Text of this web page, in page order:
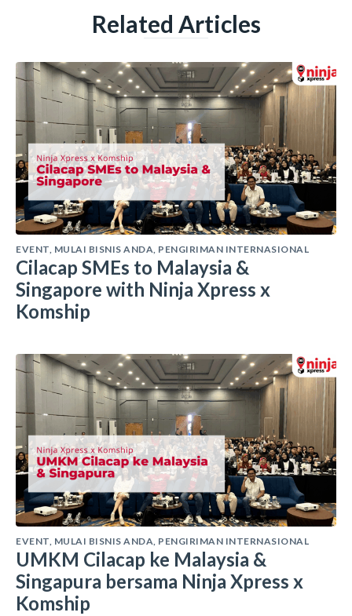
Related Articles
EVENT, MULAI BISNIS ANDA, PENGIRIMAN INTERNASIONAL
Cilacap SMEs to Malaysia &
Singapore with Ninja Xpress x
Komship
EVENT, MULAI BISNIS ANDA, PENGIRIMAN INTERNASIONAL
UMKM Cilacap ke Malaysia &
Singapura bersama Ninja Xpress x
Komship